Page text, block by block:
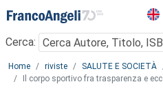
Menu
Cerca:
Main content
Home riviste SALUTE E SOCIETÀ
Il corpo sportivo fra trasparenza e